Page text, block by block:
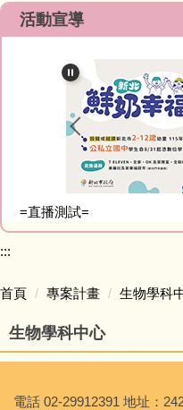
資訊分類清單
行政處室
協力單位
招生專區
新生專區
自主學習專區
專案計畫
系統連結
活動宣導
=直播測試=
:::
首頁 專案計畫 生物學科
生物學科中心
電話 02-29912391 地址：